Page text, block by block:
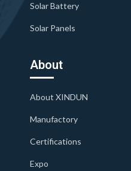
Solar Battery
Solar Panels
About
About XINDUN
Manufactory
Certifications
Expo